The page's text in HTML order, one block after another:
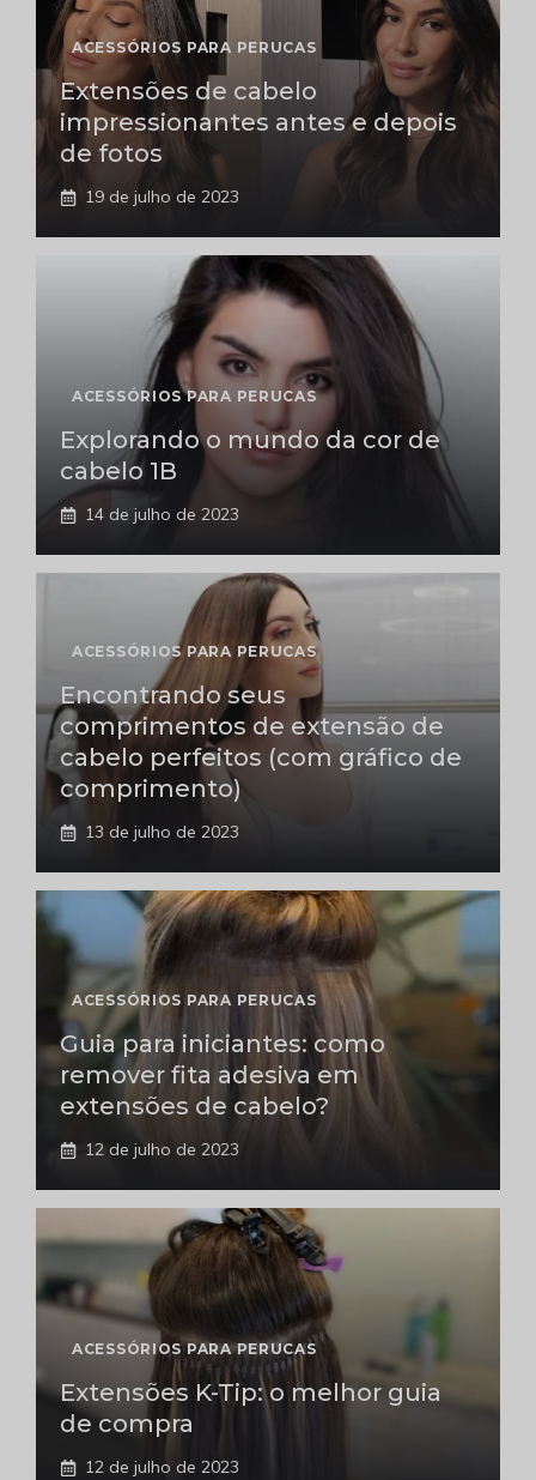
ACESSÓRIOS PARA PERUCAS
Extensões de cabelo
impressionantes antes e depois
de fotos
19 de julho de 2023
ACESSÓRIOS PARA PERUCAS
Explorando o mundo da cor de
cabelo 1B
14 de julho de 2023
ACESSÓRIOS PARA PERUCAS
Encontrando seus
comprimentos de extensão de
cabelo perfeitos (com gráfico de
comprimento)
13 de julho de 2023
ACESSÓRIOS PARA PERUCAS
Guia para iniciantes: como
remover fita adesiva em
extensões de cabelo?
12 de julho de 2023
ACESSÓRIOS PARA PERUCAS
Extensões K-Tip: o melhor guia
de compra
12 de julho de 2023